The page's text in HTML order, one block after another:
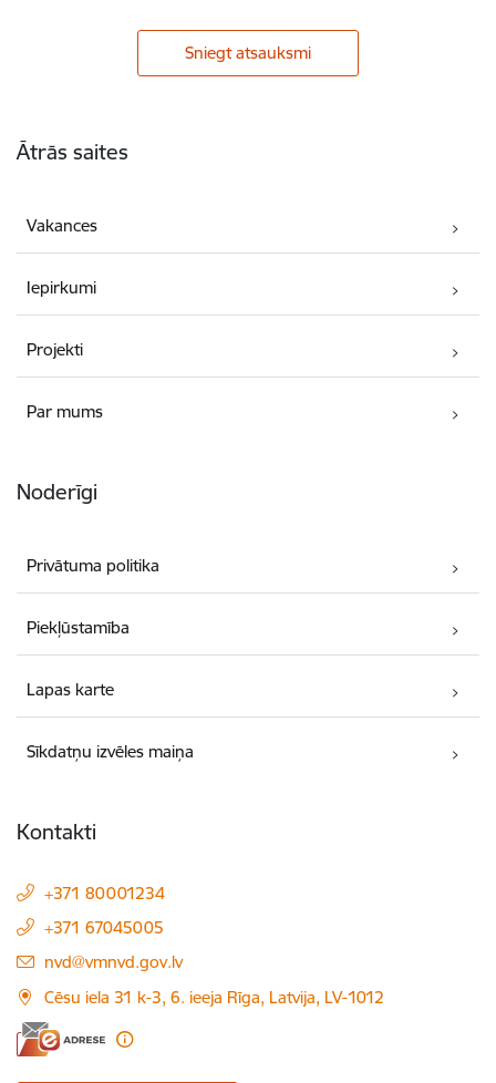
Sniegt atsauksmi
Ātrās saites
Vakances
Iepirkumi
Projekti
Par mums
Noderīgi
Privātuma politika
Piekļūstamība
Lapas karte
Sīkdatņu izvēles maiņa
Kontakti
+371 80001234
+371 67045005
E-pasts:
nvd@vmnvd.gov.lv
Cēsu iela 31 k-3, 6. ieeja Rīga, Latvija, LV-1012